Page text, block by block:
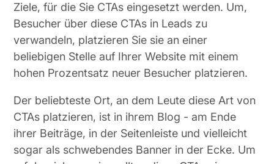
Ziele, für die Sie CTAs eingesetzt werden. Um,
Besucher über diese CTAs in Leads zu
verwandeln, platzieren Sie sie an einer
beliebigen Stelle auf Ihrer Website mit einem
hohen Prozentsatz neuer Besucher platzieren.
Der beliebteste Ort, an dem Leute diese Art von
CTAs platzieren, ist in ihrem Blog - am Ende
ihrer Beiträge, in der Seitenleiste und vielleicht
sogar als schwebendes Banner in der Ecke. Um